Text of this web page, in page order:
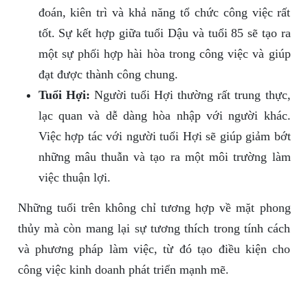
đoán, kiên trì và khả năng tổ chức công việc rất
tốt. Sự kết hợp giữa tuổi Dậu và tuổi 85 sẽ tạo ra
một sự phối hợp hài hòa trong công việc và giúp
đạt được thành công chung.
Tuổi Hợi: Người tuổi Hợi thường rất trung thực,
lạc quan và dễ dàng hòa nhập với người khác.
Việc hợp tác với người tuổi Hợi sẽ giúp giảm bớt
những mâu thuẫn và tạo ra một môi trường làm
việc thuận lợi.
Những tuổi trên không chỉ tương hợp về mặt phong
thủy mà còn mang lại sự tương thích trong tính cách
và phương pháp làm việc, từ đó tạo điều kiện cho
công việc kinh doanh phát triển mạnh mẽ.